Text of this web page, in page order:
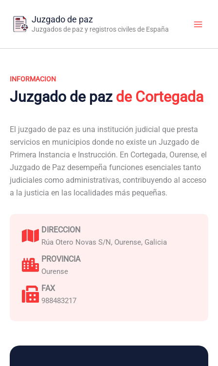
contenido
Juzgado de paz
Juzgados de paz y registros civiles de España
INFORMACION
Juzgado de paz de Cortegada
El juzgado de paz es una institución judicial que presta
servicios en municipios donde no existe un Juzgado de
Primera Instancia e Instrucción. En Cortegada, Ourense, el
Juzgado de Paz desempeña funciones esenciales tanto
judiciales como administrativas, contribuyendo al acceso
a la justicia en las localidades más pequeñas.
DIRECCION
Rúa Otero Novas S/N, Ourense, Galicia
PROVINCIA
Ourense
FAX
988483217